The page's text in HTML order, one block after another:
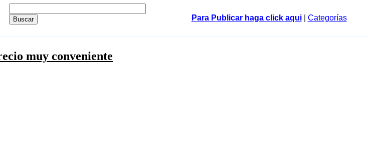
Para Publicar haga click aqui| Categorías
muy conveniente